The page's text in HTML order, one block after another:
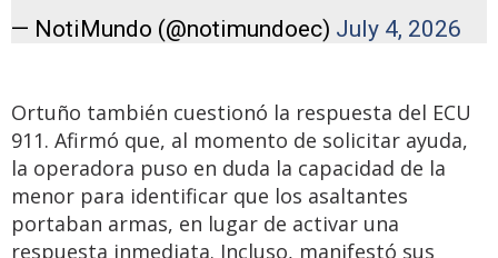
— NotiMundo (@notimundoec) July 4, 2026
Ortuño también cuestionó la respuesta del ECU
911. Afirmó que, al momento de solicitar ayuda,
la operadora puso en duda la capacidad de la
menor para identificar que los asaltantes
portaban armas, en lugar de activar una
respuesta inmediata. Incluso, manifestó sus